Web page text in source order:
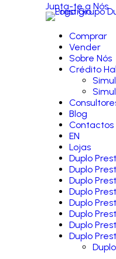
Junta-te a Nós
Comprar
Vender
Sobre Nós
Crédito
Blog
Contactos
EN
Lojas
Duplo
Duplo
Duplo
Duplo
Duplo
Duplo
Duplo
Duplo